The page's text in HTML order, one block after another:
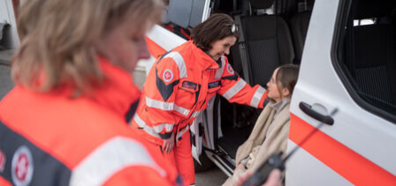
Zum Hauptinhalt springen
Erklärung zur Barrierefreiheit anzeigen